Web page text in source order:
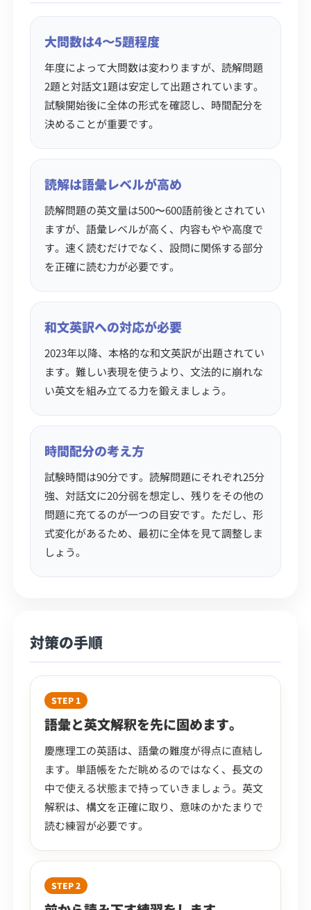
大問数は4〜5題程度
年度によって大問数は変わりますが、読解問題
2題と対話文1題は安定して出題されています。
試験開始後に全体の形式を確認し、時間配分を
決めることが重要です。
読解は語彙レベルが高め
読解問題の英文量は500〜600語前後とされてい
ますが、語彙レベルが高く、内容もやや高度で
す。速く読むだけでなく、設問に関係する部分
を正確に読む力が必要です。
和文英訳への対応が必要
2023年以降、本格的な和文英訳が出題されてい
ます。難しい表現を使うより、文法的に崩れな
い英文を組み立てる力を鍛えましょう。
時間配分の考え方
試験時間は90分です。読解問題にそれぞれ25分
強、対話文に20分弱を想定し、残りをその他の
問題に充てるのが一つの目安です。ただし、形
式変化があるため、最初に全体を見て調整しま
しょう。
対策の手順
STEP 1
語彙と英文解釈を先に固めます。
慶應理工の英語は、語彙の難度が得点に直結し
ます。単語帳をただ眺めるのではなく、長文の
中で使える状態まで持っていきましょう。英文
解釈は、構文を正確に取り、意味のかたまりで
読む練習が必要です。
STEP 2